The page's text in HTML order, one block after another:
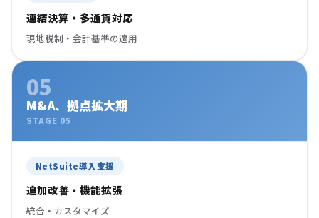
連結決算・多通貨対応
現地税制・会計基準の適用
05
M&A、拠点拡大期
STAGE 05
NetSuite導入支援
追加改善・機能拡張
統合・カスタマイズ